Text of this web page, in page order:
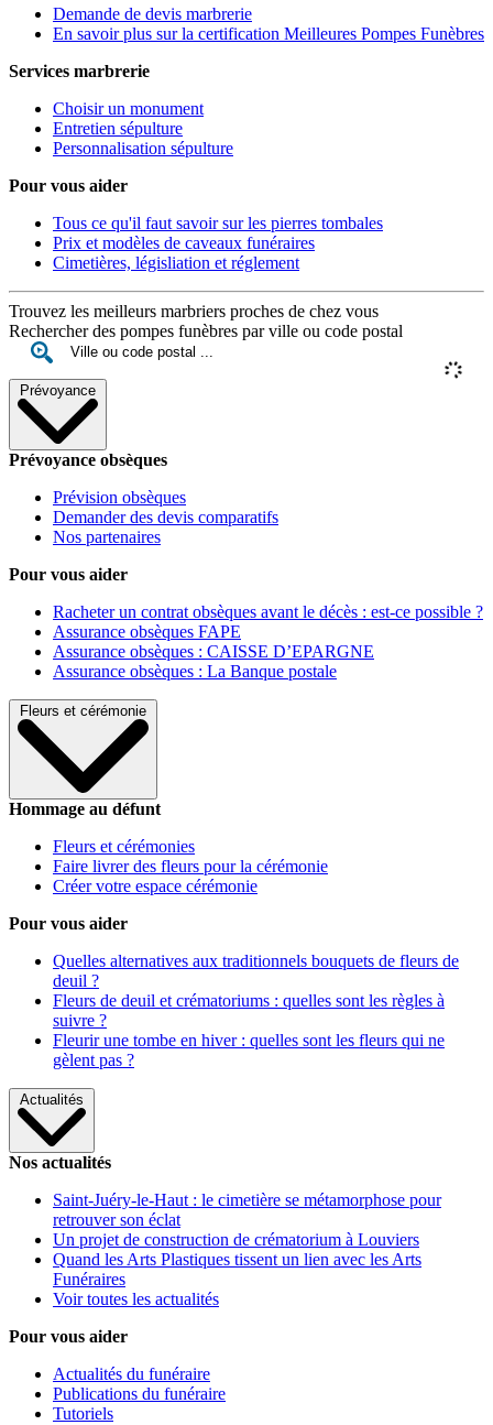
Demande de devis marbrerie
En savoir plus sur la certification Meilleures Pompes Funèbres
Services marbrerie
Choisir un monument
Entretien sépulture
Personnalisation sépulture
Pour vous aider
Tous ce qu'il faut savoir sur les pierres tombales
Prix et modèles de caveaux funéraires
Cimetières, législiation et réglement
Trouvez les meilleurs marbriers proches de chez vous
Rechercher des pompes funèbres par ville ou code postal
Prévoyance
Prévoyance obsèques
Prévision obsèques
Demander des devis comparatifs
Nos partenaires
Pour vous aider
Racheter un contrat obsèques avant le décès : est-ce possible ?
Assurance obsèques FAPE
Assurance obsèques : CAISSE D’EPARGNE
Assurance obsèques : La Banque postale
Fleurs et cérémonie
Hommage au défunt
Fleurs et cérémonies
Faire livrer des fleurs pour la cérémonie
Créer votre espace cérémonie
Pour vous aider
Quelles alternatives aux traditionnels bouquets de fleurs de
deuil ?
Fleurs de deuil et crématoriums : quelles sont les règles à
suivre ?
Fleurir une tombe en hiver : quelles sont les fleurs qui ne
gèlent pas ?
Actualités
Nos actualités
Saint-Juéry-le-Haut : le cimetière se métamorphose pour
retrouver son éclat
Un projet de construction de crématorium à Louviers
Quand les Arts Plastiques tissent un lien avec les Arts
Funéraires
Voir toutes les actualités
Pour vous aider
Actualités du funéraire
Publications du funéraire
Tutoriels